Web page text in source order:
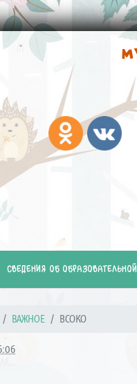
СВЕДЕНИЯ ОБ
ВАЖНОЕ ВСОКО